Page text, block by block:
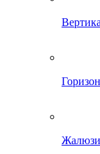
Жалюзи